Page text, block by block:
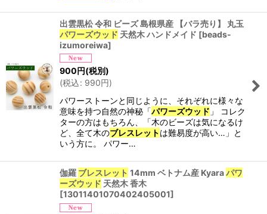
出雲黒松 令和 ビーズ 島根県産 【バラ売り】 丸玉
パワーズウッド 天然木 ハンドメイド [beads-
izumoreiwa]
900円(税別)
(税込: 990円)
パワーストーンと同じように、それぞれに様々な
意味を持つ自然の神秘「パワーズウッド 」 コレク
ターの方はもちろん、「木のビーズは気になるけ
ど、全て木のブレスレットは難易度が高い…」と
いう方に。 パワー…
伽羅 ブレスレット 14mm ベトナム産 Kyaraパワ
ーズウッド 天然木 香木
[13011401070402405001]